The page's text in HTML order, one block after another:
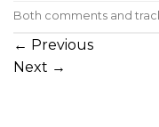
Both comments and
← Previous
Next →